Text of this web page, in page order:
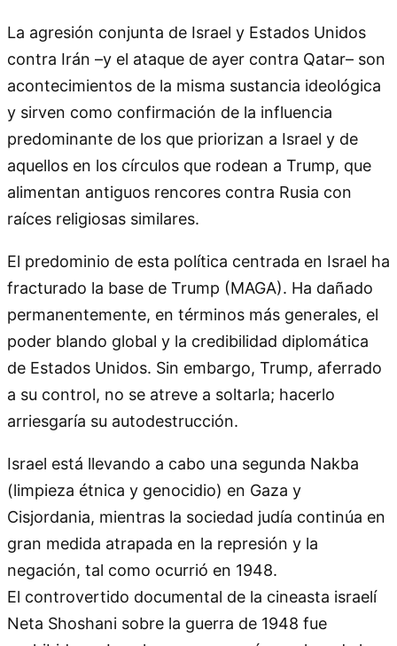
La agresión conjunta de Israel y Estados Unidos
contra Irán –y el ataque de ayer contra Qatar– son
acontecimientos de la misma sustancia ideológica
y sirven como confirmación de la influencia
predominante de los que priorizan a Israel y de
aquellos en los círculos que rodean a Trump, que
alimentan antiguos rencores contra Rusia con
raíces religiosas similares.
El predominio de esta política centrada en Israel ha
fracturado la base de Trump (MAGA). Ha dañado
permanentemente, en términos más generales, el
poder blando global y la credibilidad diplomática
de Estados Unidos. Sin embargo, Trump, aferrado
a su control, no se atreve a soltarla; hacerlo
arriesgaría su autodestrucción.
Israel está llevando a cabo una segunda Nakba
(limpieza étnica y genocidio) en Gaza y
Cisjordania, mientras la sociedad judía continúa en
gran medida atrapada en la represión y la
negación, tal como ocurrió en 1948.
El controvertido documental de la cineasta israelí
Neta Shoshani sobre la guerra de 1948 fue